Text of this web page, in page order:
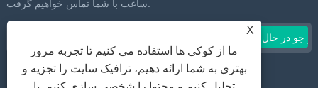
X
ما از کوکی ها استفاده می کنیم تا تجربه مرور
بهتری به شما ارائه دهیم، ترافیک سایت را تجزیه و